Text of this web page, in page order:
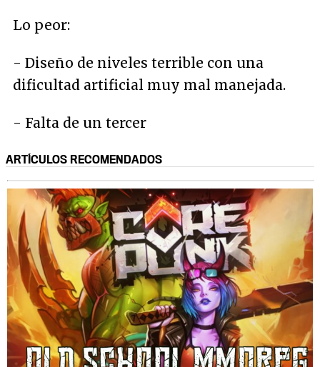
Lo peor:
- Diseño de niveles terrible con una
dificultad artificial muy mal manejada.
- Falta de un tercer
ARTÍCULOS RECOMENDADOS